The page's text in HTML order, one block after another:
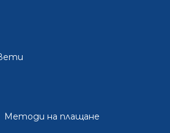
Методи на плащане